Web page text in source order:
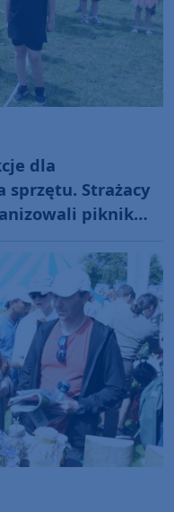
dla
sprzętu. Strażacy
piknik